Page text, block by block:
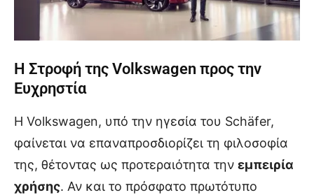
Η Στροφή της Volkswagen προς την
Ευχρηστία
Η Volkswagen, υπό την ηγεσία του Schäfer,
φαίνεται να επαναπροσδιορίζει τη φιλοσοφία
της, θέτοντας ως προτεραιότητα την εμπειρία
χρήσης. Αν και το πρόσφατο πρωτότυπο